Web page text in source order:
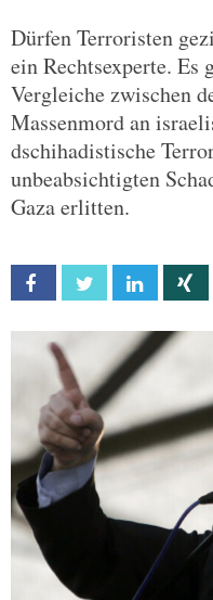
Dürfen Terroristen
ein Rechtsexperte. Es
Vergleiche zwischen
Massenmord an
dschihadistische
unbeabsichtigten
Gaza erlitten.
Facebook Twitter Linkedin